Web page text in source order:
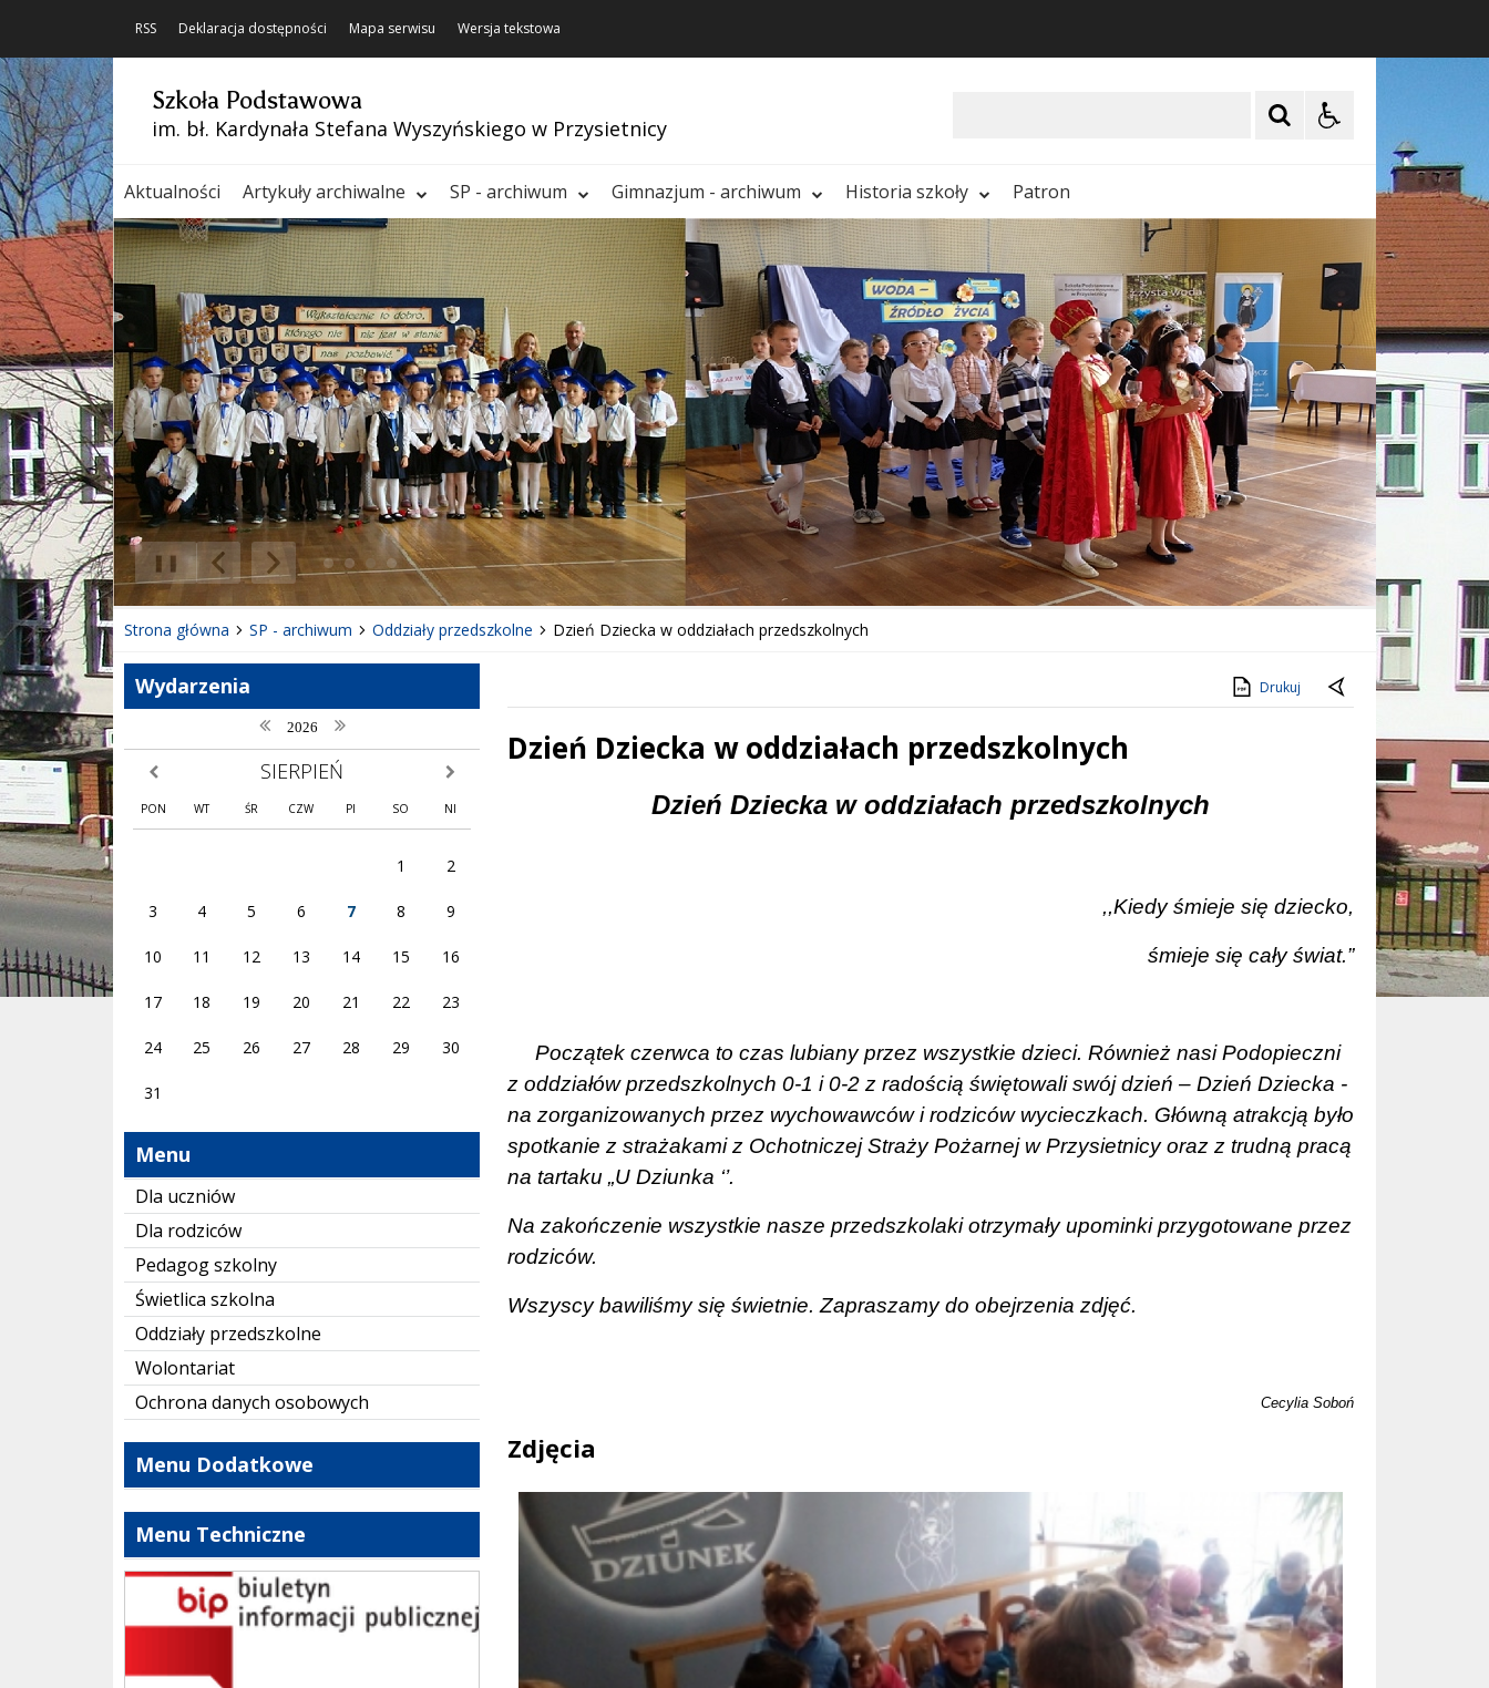
RSS Deklaracja dostępności Mapa serwisu Wersja tekstowa
Szkoła Podstawowa
im. bł. Kardynała Stefana Wyszyńskiego w Przysietnicy
Aktualności Artykuły archiwalne SP - archiwum Gimnazjum - archiwum Historia szkoły Patron
Poprzedni Element
Następny Element
❚❚
Strona główna SP - archiwum Oddziały przedszkolne Dzień Dziecka w oddziałach przedszkolnych
Wydarzenia
poprzedni rok
2026 następny rok
poprzedni miesiąc SIERPIEŃ następny miesiąc
PON WT ŚR CZW PI SO NI
1 2
3 4 5 6 7 8 9
10 11 12 13 14 15 16
17 18 19 20 21 22 23
24 25 26 27 28 29 30
31
Menu
Dla uczniów
Dla rodziców
Pedagog szkolny
Świetlica szkolna
Oddziały przedszkolne
Wolontariat
Ochrona danych osobowych
Menu Dodatkowe
Menu Techniczne
bip szkoły
Drukuj
Dzień Dziecka w oddziałach przedszkolnych
Dzień Dziecka w oddziałach przedszkolnych
,,Kiedy śmieje się dziecko,
śmieje się cały świat.”
Początek czerwca to czas lubiany przez wszystkie dzieci. Również nasi Podopieczni
z oddziałów przedszkolnych 0-1 i 0-2 z radością świętowali swój dzień – Dzień Dziecka -
na zorganizowanych przez wychowawców i rodziców wycieczkach. Główną atrakcją było
spotkanie z strażakami z Ochotniczej Straży Pożarnej w Przysietnicy oraz z trudną pracą
na tartaku „U Dziunka ‘’.
Na zakończenie wszystkie nasze przedszkolaki otrzymały upominki przygotowane przez
rodziców.
Wszyscy bawiliśmy się świetnie. Zapraszamy do obejrzenia zdjęć.
Cecylia Soboń
Zdjęcia